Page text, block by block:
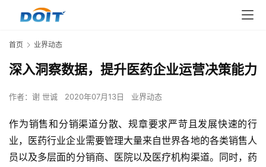
首页 业界动态
深入洞察数据，提升医药企业运营决策能力
作者： 谢 世诚 2020年07月13日 业界动态
作为销售和分销渠道分散、规章要求严苛且发展快速的行
业，医药行业企业需要管理大量来自世界各地的各类销售人
员以及多层面的分销商、医院以及医疗机构渠道。同时，药